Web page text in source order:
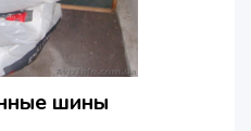
шины